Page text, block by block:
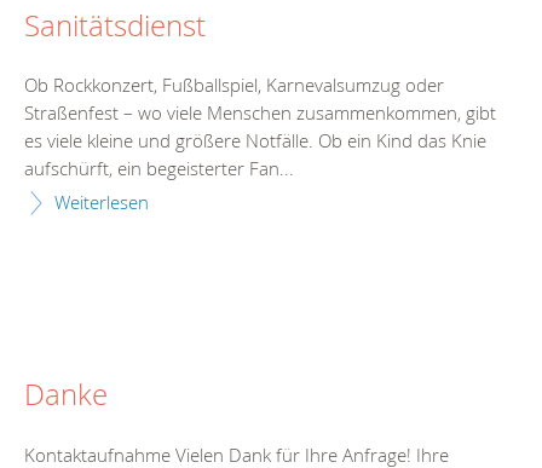
Sanitätsdienst
Ob Rockkonzert, Fußballspiel, Karnevalsumzug oder
Straßenfest – wo viele Menschen zusammenkommen, gibt
es viele kleine und größere Notfälle. Ob ein Kind das Knie
aufschürft, ein begeisterter Fan...
Weiterlesen
Danke
Kontaktaufnahme Vielen Dank für Ihre Anfrage! Ihre